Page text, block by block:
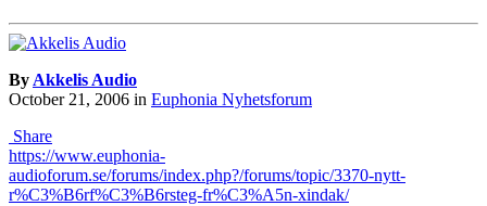
ByAkkelis Audio
October 21, 2006 in Euphonia Nyhetsforum
Share
https://www.euphonia-
audioforum.se/forums/index.php?/forums/topic/3370-nytt-
r%C3%B6rf%C3%B6rsteg-fr%C3%A5n-xindak/